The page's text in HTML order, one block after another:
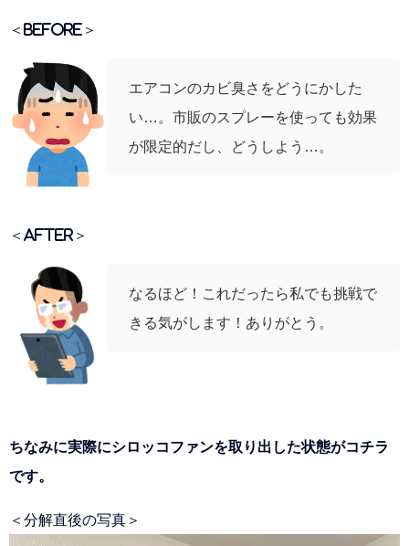
＜BEFORE＞
エアコンのカビ臭さをどうにかした
い…。市販のスプレーを使っても効果
が限定的だし、どうしよう…。
＜AFTER＞
なるほど！これだったら私でも挑戦で
きる気がします！ありがとう。
ちなみに実際にシロッコファンを取り出した状態がコチラ
です。
＜分解直後の写真＞